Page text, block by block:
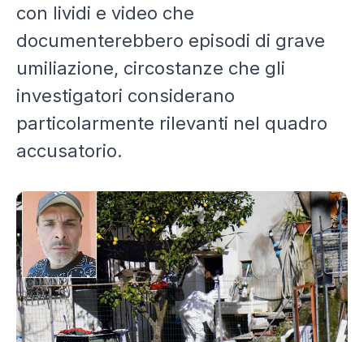
con lividi e video che
documenterebbero episodi di grave
umiliazione, circostanze che gli
investigatori considerano
particolarmente rilevanti nel quadro
accusatorio.